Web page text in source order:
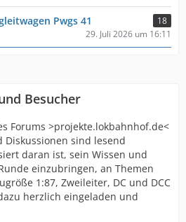
Pwgs 41
18
29. Juli 2026 um 16:11
Besucher
Forums >projekte.lokbahnhof.de<
sind lesend
daran ist, sein Wissen und
einzubringen, an Themen
1:87, Zweileiter, DC und DCC
herzlich eingeladen und